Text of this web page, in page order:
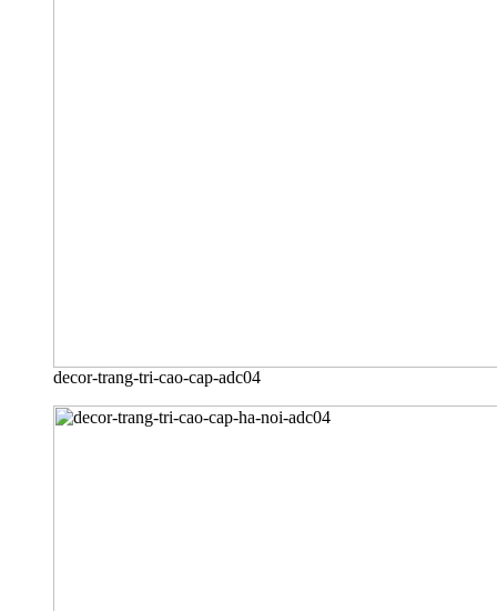
decor-trang-tri-cao-cap-adc04